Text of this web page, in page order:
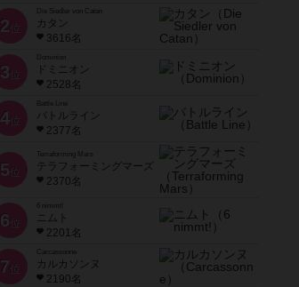
2 位
Die Siedler von Catan
カタン
3616名
3 位
ドミニオン
2528名
4位
Battle Line
バトルライン
2377名
5 位
Terraforming Mars
テラフォーミングマーズ
2370名
6 位
ニムト
2201名
7 位
Carcassonne
カルカソンヌ
2190名